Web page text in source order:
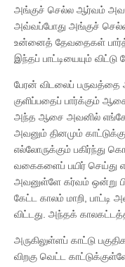
அங்குச் செல்ல ஆர்வம்
அவ்வப்போது அங்குச்
உன்னைத் தேவதைகள்
இந்தப் பாட்டியையும்
பேரன் விடலைப்
குளிப்பதைப் பார்க்கும்
அந்த ஆசை அவனில் எங்கோ
அவனும் தினமும்
எல்லோருக்கும் பகிர்ந்து
வகைகளைப் பயிர் செய்து
அவனுள்ளே கர்வம் ஒன்று
கேட்ட காலம் மாறி,
விட்டது. அந்தக்
அருகிலுள்ளப் காட்டு
விறகு வெட்ட